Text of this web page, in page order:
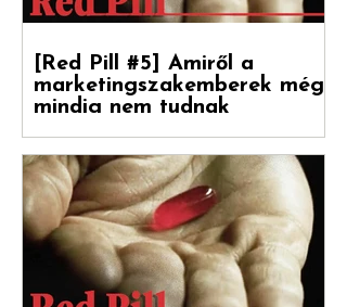
[Red Pill #5] Amiről a
marketingszakemberek még
mindig nem tudnak
Végre magyarul is olvasható a Hogyan
nőnek a márkák 2. része, amely a
Reklámtörténet gondozásában, a Flora
Food Group (korábban: Upfield)...